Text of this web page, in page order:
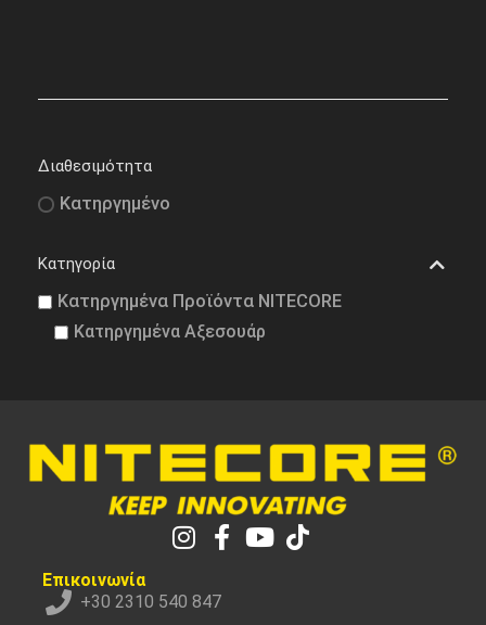
Διαθεσιμότητα
Κατηργημένο
Κατηγορία
Κατηργημένα Προϊόντα NITECORE
Κατηργημένα Αξεσουάρ
Επικοινωνία
+30 2310 540 847